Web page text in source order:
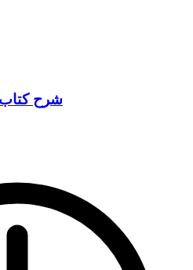
شرح كتاب